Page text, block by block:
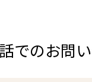
でのお問